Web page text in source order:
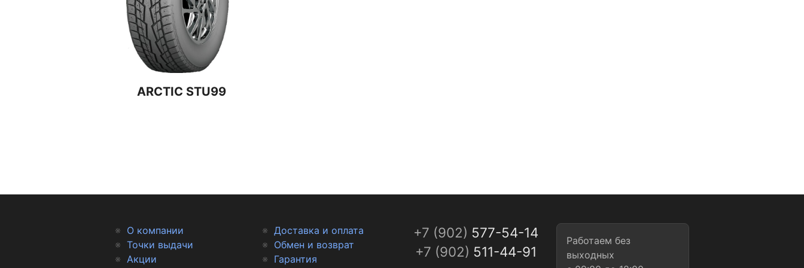
ARCTIC STU99
О компании
Точки выдачи
Акции
Доставка и оплата
Обмен и возврат
Гарантия
+7 (902) 577-54-14
+7 (902) 511-44-91
Работаем без
выходных